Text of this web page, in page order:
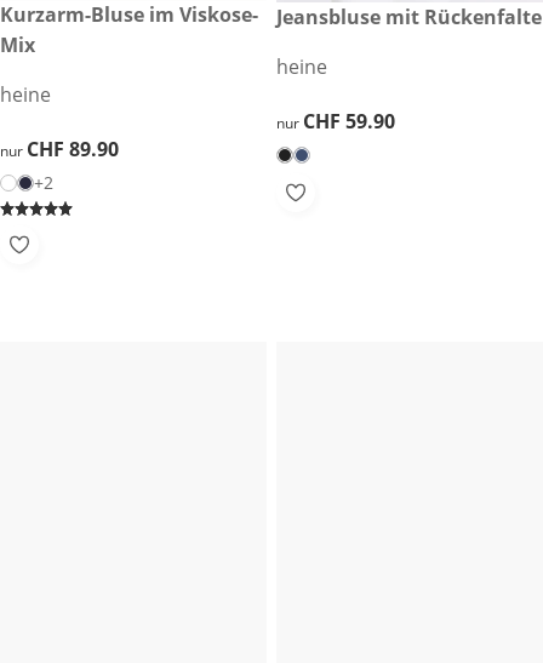
CHF 89.90
Kurzarm-Bluse im Viskose-
Mix
heine
CHF 89.90
nur CHF 89.90
+2
CHF 59.90
Jeansbluse mit Rückenfalte
heine
CHF 59.90
nur CHF 59.90